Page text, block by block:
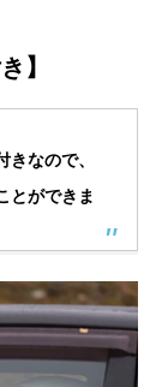
】
なので、
とができま